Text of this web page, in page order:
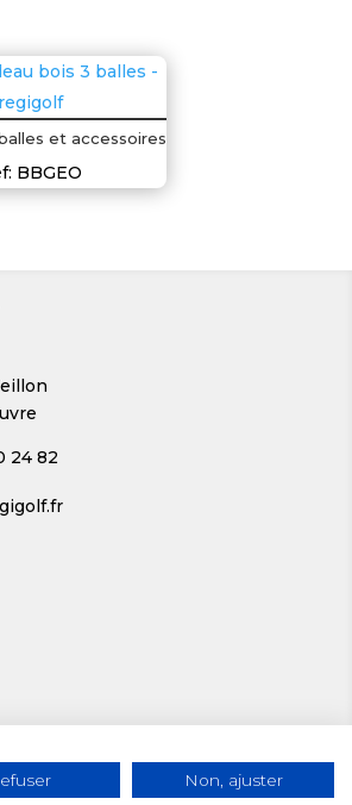
et accessoires
BBGEO
24 82
Non, ajuster